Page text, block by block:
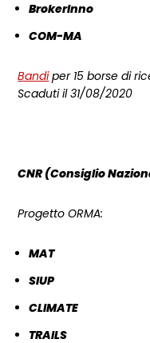
BrokerInno
COM-MA
Bandiper 15 borse di
Scaduti il 31/08/2020
CNR (Consiglio
Progetto ORMA:
MAT
SIUP
CLIMATE
TRAILS